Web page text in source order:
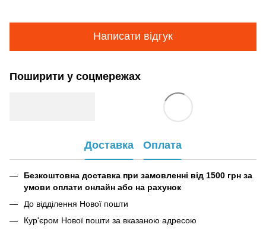
Написати відгук
Поширити у соцмережах
Доставка Оплата
Безкоштовна доставка при замовленні від 1500 грн за
умови оплати онлайн або на рахунок
До відділення Нової пошти
Кур'єром Нової пошти за вказаною адресою